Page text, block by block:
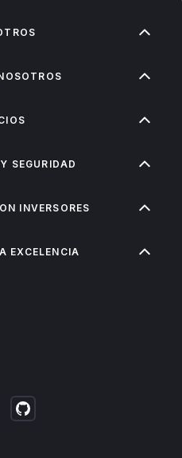
SEGURIDAD
INVERSORES
EXCELENCIA